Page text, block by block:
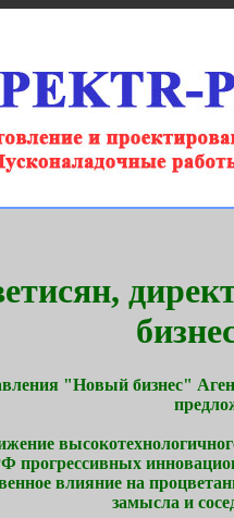
"Новый бизнес"
прогрессивных
влияние на
замысла и